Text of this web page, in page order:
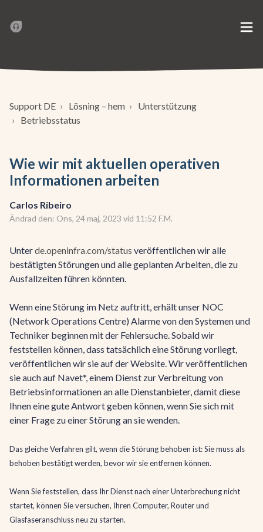
Support DE Lösning – hem
Unterstützung
Betriebsstatus
Wie wir mit aktuellen operativen
Informationen arbeiten
Carlos Ribeiro
Ändrad den: Ons, 24 maj, 2023 vid 11:52 F.M.
Unterde.openinfra.com/status veröffentlichen wir alle
bestätigten Störungen und alle geplanten Arbeiten, die zu
Ausfallzeiten führen könnten.
Wenn eine Störung im Netz auftritt, erhält unser NOC
(Network Operations Centre) Alarme von den Systemen und
Techniker beginnen mit der Fehlersuche. Sobald wir
feststellen können, dass tatsächlich eine Störung vorliegt,
veröffentlichen wir sie auf der Website. Wir veröffentlichen
sie auch auf Navet*, einem Dienst zur Verbreitung von
Betriebsinformationen an alle Dienstanbieter, damit diese
Ihnen eine gute Antwort geben können, wenn Sie sich mit
einer Frage zu einer Störung an sie wenden.
Das gleiche Verfahren gilt, wenn die Störung behoben ist: Sie muss als
behoben bestätigt werden, bevor wir sie entfernen können.
Wenn Sie feststellen, dass Ihr Dienst nach einer Unterbrechung nicht
startet, können Sie versuchen, Ihren Computer, Router und
Glasfaseranschluss neu zu starten.